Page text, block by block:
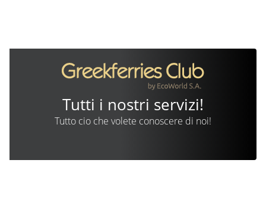
Tutti i nostri servizi!
Tutto cio che volete conoscere di noi!